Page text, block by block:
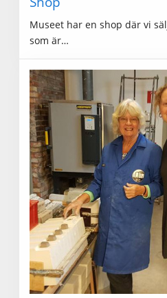
Museet har en shop där vi
som är…